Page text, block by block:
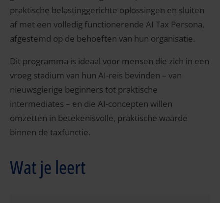
praktische belastinggerichte oplossingen en sluiten
af met een volledig functionerende AI Tax Persona,
afgestemd op de behoeften van hun organisatie.
Dit programma is ideaal voor mensen die zich in een
vroeg stadium van hun AI-reis bevinden – van
nieuwsgierige beginners tot praktische
intermediates – en die AI-concepten willen
omzetten in betekenisvolle, praktische waarde
binnen de taxfunctie.
Wat je leert